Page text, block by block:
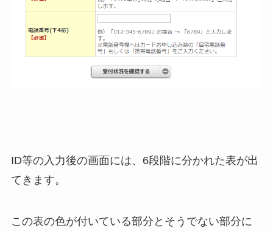
ID等の入力後の画面には、6段階に分かれた表が出
てきます。
この表の色が付いている部分とそうでない部分に